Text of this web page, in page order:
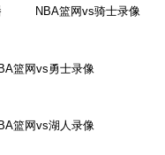
NBA篮网vs骑士录像
篮网vs勇士录像
篮网vs湖人录像